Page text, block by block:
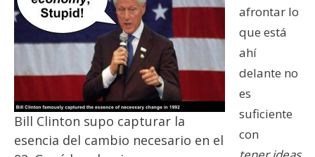
Bill Clinton supo capturar la
esencia del cambio necesario en el
afrontar lo
que está
ahí
delante no
es
suficiente
con